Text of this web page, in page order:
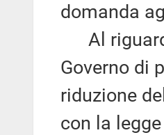
domanda
Al
Governo di
riduzione
con la